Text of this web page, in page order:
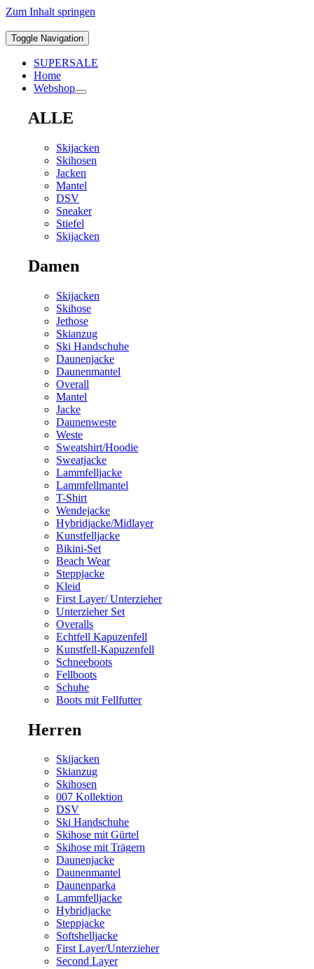
Zum Inhalt springen
Toggle Navigation
SUPERSALE
Home
Webshop
ALLE
Skijacken
Skihosen
Jacken
Mantel
DSV
Sneaker
Stiefel
Skijacken
Damen
Skijacken
Skihose
Jethose
Skianzug
Ski Handschuhe
Daunenjacke
Daunenmantel
Overall
Mantel
Jacke
Daunenweste
Weste
Sweatshirt/Hoodie
Sweatjacke
Lammfelljacke
Lammfellmantel
T-Shirt
Wendejacke
Hybridjacke/Midlayer
Kunstfelljacke
Bikini-Set
Beach Wear
Steppjacke
Kleid
First Layer/ Unterzieher
Unterzieher Set
Overalls
Echtfell Kapuzenfell
Kunstfell-Kapuzenfell
Schneeboots
Fellboots
Schuhe
Boots mit Fellfutter
Herren
Skijacken
Skianzug
Skihosen
007 Kollektion
DSV
Ski Handschuhe
Skihose mit Gürtel
Skihose mit Trägern
Daunenjacke
Daunenmantel
Daunenparka
Lammfelljacke
Hybridjacke
Steppjacke
Softshelljacke
First Layer/Unterzieher
Second Layer